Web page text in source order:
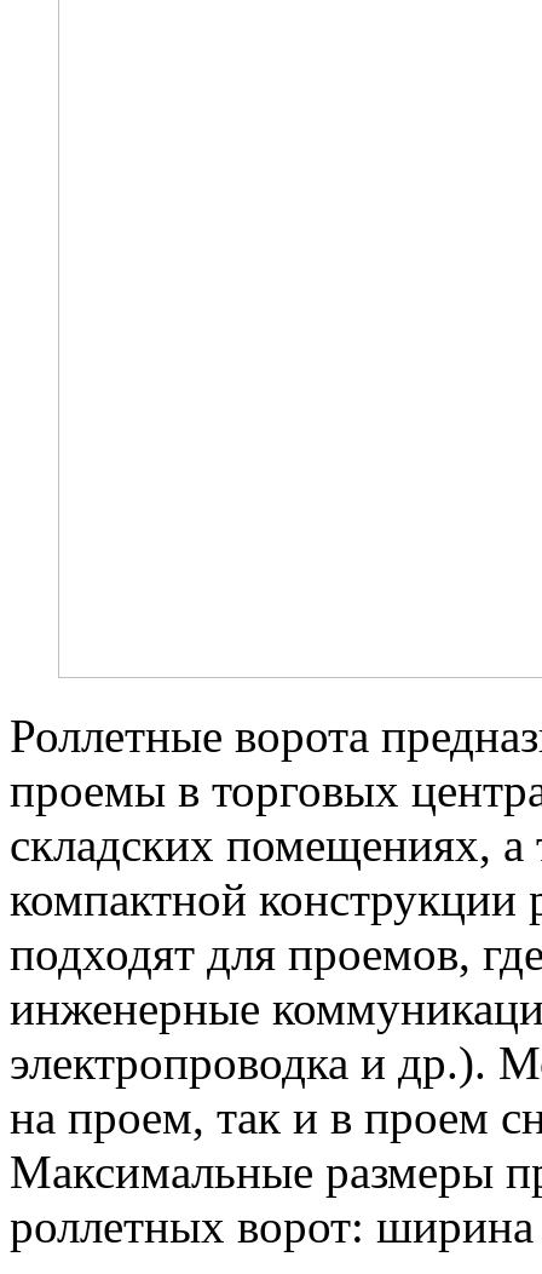
Роллетные ворота
проемы в торговых
складских помещениях, а
компактной конструкции
подходят для проемов,
инженерные
электропроводка и др.).
на проем, так и в проем
Максимальные размеры
роллетных ворот: